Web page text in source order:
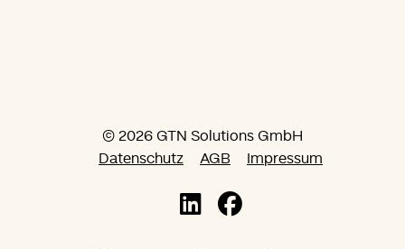
© 2026 GTN Solutions GmbH
Datenschutz
AGB Impressum